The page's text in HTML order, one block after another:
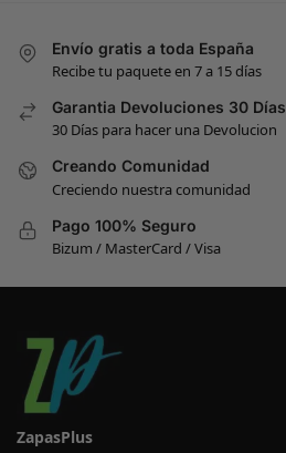
Envío gratis a toda España
Recibe tu paquete en 7 a 15 días
Garantia Devoluciones 30 Días
30 Días para hacer una Devolucion
Creando Comunidad
Creciendo nuestra comunidad
Pago 100% Seguro
Bizum / MasterCard / Visa
ZapasPlus